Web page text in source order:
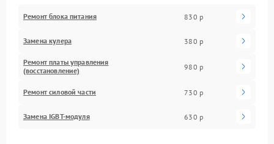
Ремонт блока питания 830 р
Замена кулера 380 р
Ремонт платы управления
(восстановление)
980 р
Ремонт силовой части 730 р
Замена IGBT-модуля 630 р